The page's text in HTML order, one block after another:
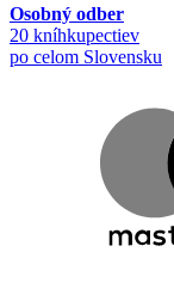
Osobný odber
20 kníhkupectiev
po celom Slovensku